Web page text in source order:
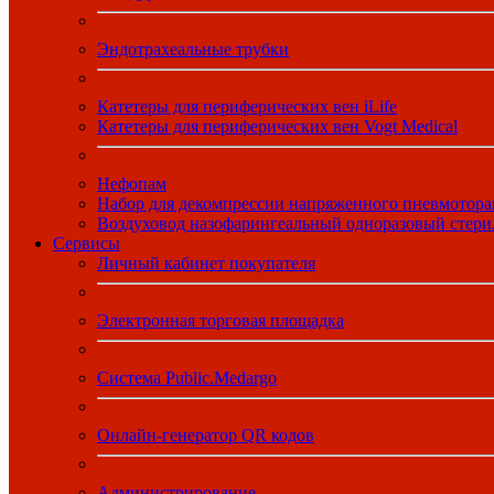
Эндотрахеальные трубки
Катетеры для периферических вен iLife
Катетеры для периферических вен Vogt Medical
Нефопам
Набор для декомпрессии напряженного
Воздуховод назофарингеальный одноразовый
Сервисы
Личный кабинет покупателя
Электронная торговая площадка
Система Public.Medargo
Онлайн-генератор QR кодов